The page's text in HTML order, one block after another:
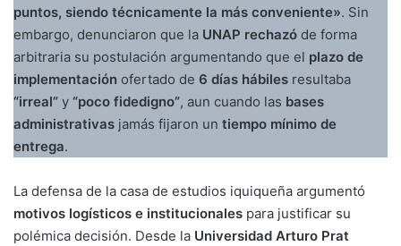
puntos, siendo técnicamente la más conveniente». Sin
embargo, denunciaron que la UNAP rechazó de forma
arbitraria su postulación argumentando que el plazo de
implementación ofertado de 6 días hábiles resultaba
“irreal” y “poco fidedigno”, aun cuando las bases
administrativas jamás fijaron un tiempo mínimo de
entrega.
La defensa de la casa de estudios iquiqueña argumentó
motivos logísticos e institucionales para justificar su
polémica decisión. Desde la Universidad Arturo Prat